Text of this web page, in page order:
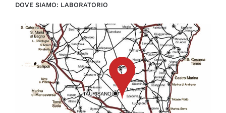
DOVE SIAMO: LABORATORIO